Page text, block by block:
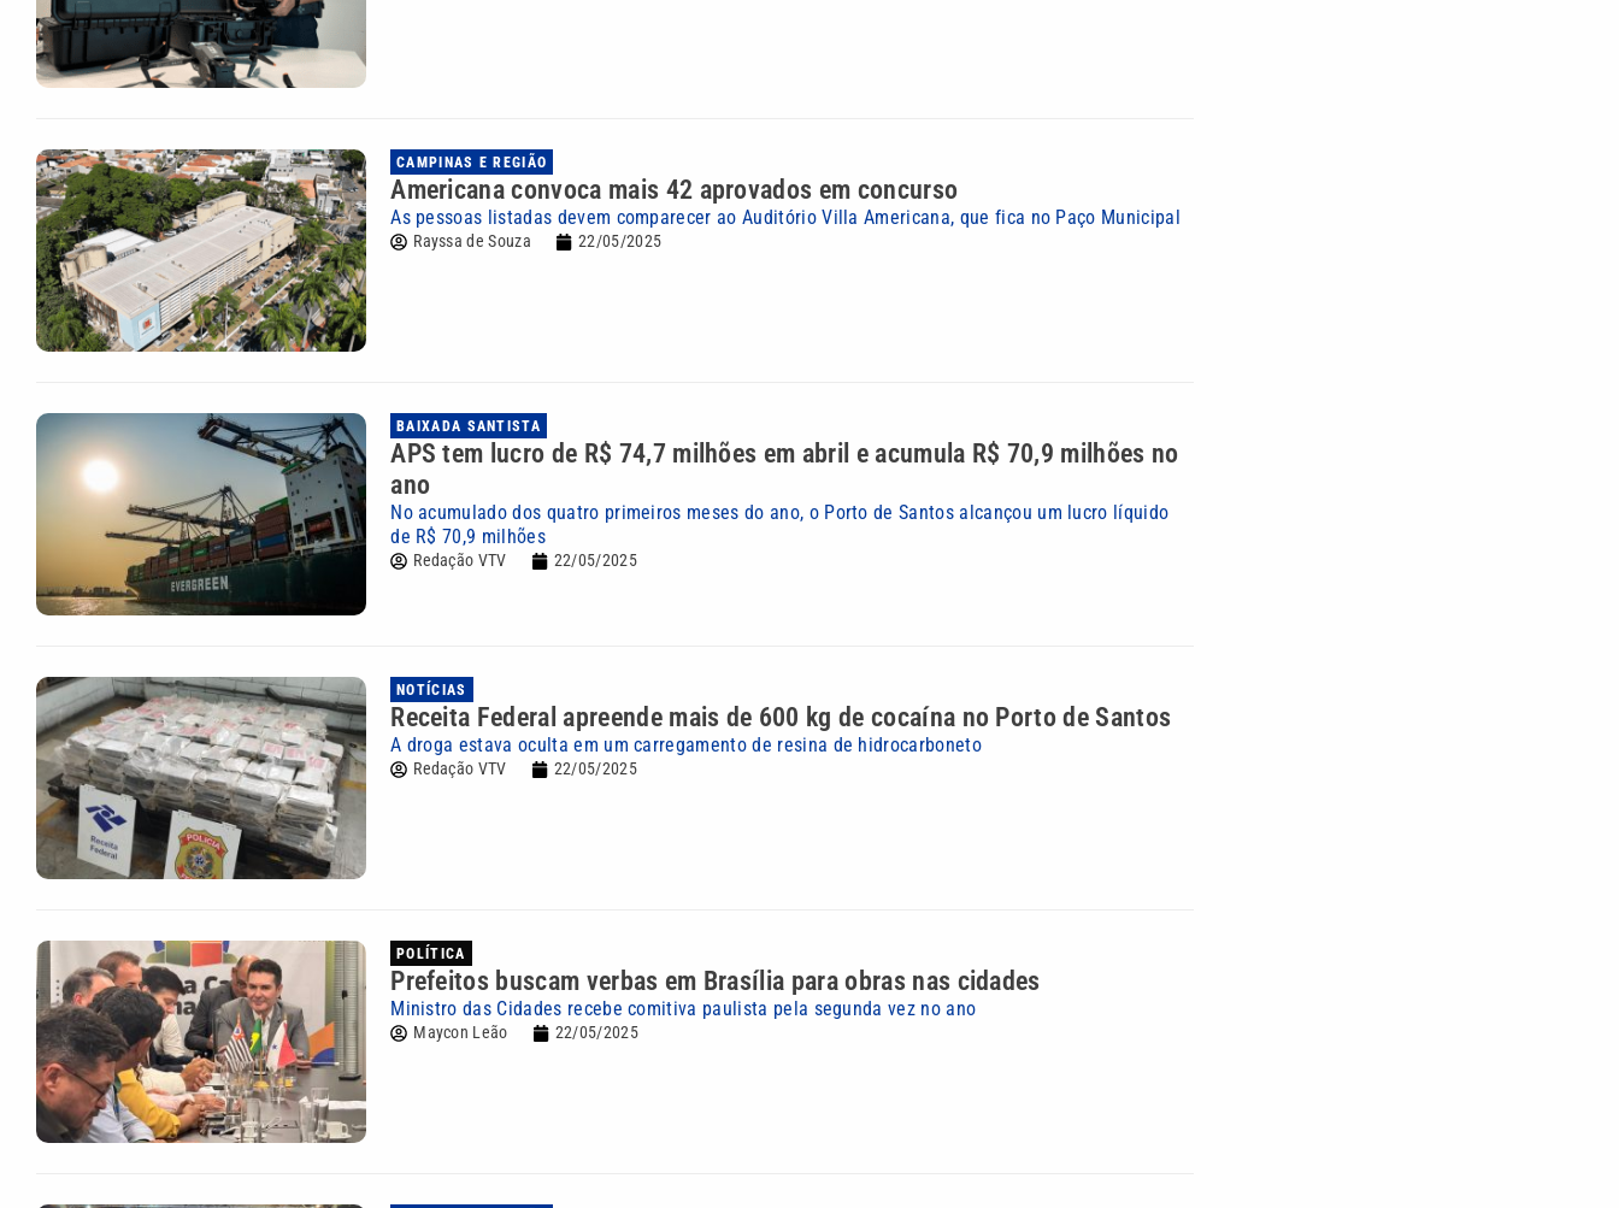
CAMPINAS E REGIÃO
Americana convoca mais 42 aprovados em concurso
As pessoas listadas devem comparecer ao Auditório Villa Americana, que fica no Paço Municipal
Rayssa de Souza 22/05/2025
BAIXADA SANTISTA
APS tem lucro de R$ 74,7 milhões em abril e acumula R$ 70,9 milhões no
ano
No acumulado dos quatro primeiros meses do ano, o Porto de Santos alcançou um lucro líquido
de R$ 70,9 milhões
Redação VTV 22/05/2025
NOTÍCIAS
Receita Federal apreende mais de 600 kg de cocaína no Porto de Santos
A droga estava oculta em um carregamento de resina de hidrocarboneto
Redação VTV 22/05/2025
POLÍTICA
Prefeitos buscam verbas em Brasília para obras nas cidades
Ministro das Cidades recebe comitiva paulista pela segunda vez no ano
Maycon Leão 22/05/2025